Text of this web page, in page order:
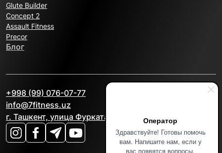
Оператор
Здравствуйте! Готовы помочь
вам. Напишите нам, если у
вас появятся вопросы.
Glute Builder
Concept 2
Assault Fitness
Precor
Блог
+998 (99) 076-07-77
info@7fitness.uz
г. Ташкент, улица Фурката, 2А